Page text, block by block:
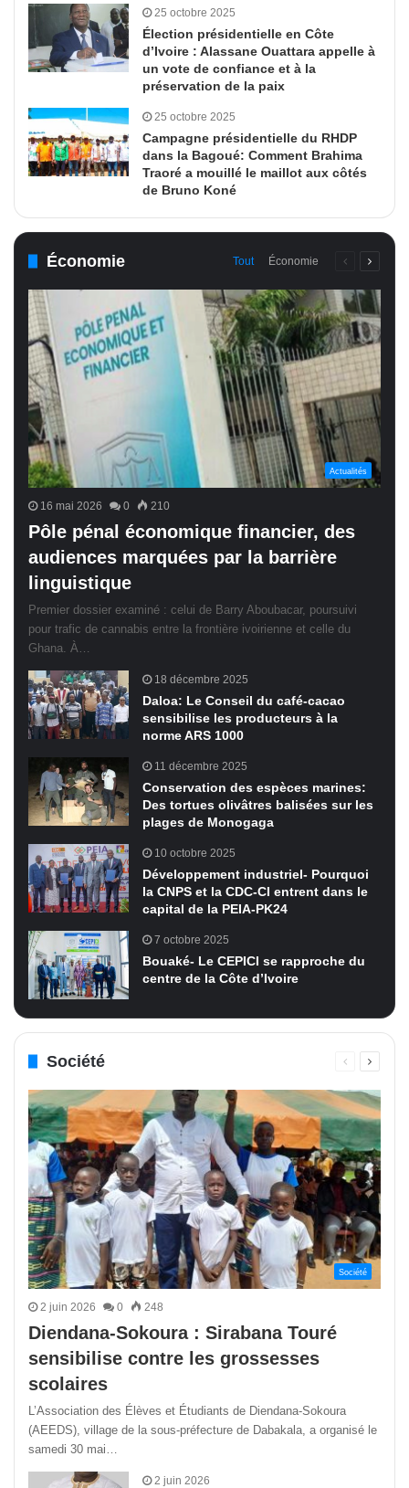
25 octobre 2025
Élection présidentielle en Côte
d’Ivoire : Alassane Ouattara appelle à
un vote de confiance et à la
préservation de la paix
25 octobre 2025
Campagne présidentielle du RHDP
dans la Bagoué: Comment Brahima
Traoré a mouillé le maillot aux côtés
de Bruno Koné
Économie Tout Économie
PagePage
Actualités
16 mai 2026 0 210
Pôle pénal économique financier, des
audiences marquées par la barrière
linguistique
Premier dossier examiné : celui de Barry Aboubacar, poursuivi
pour trafic de cannabis entre la frontière ivoirienne et celle du
Ghana. À…
18 décembre 2025
Daloa: Le Conseil du café-cacao
sensibilise les producteurs à la
norme ARS 1000
11 décembre 2025
Conservation des espèces marines:
Des tortues olivâtres balisées sur les
plages de Monogaga
10 octobre 2025
Développement industriel- Pourquoi
la CNPS et la CDC-CI entrent dans le
capital de la PEIA-PK24
7 octobre 2025
Bouaké- Le CEPICI se rapproche du
centre de la Côte d’Ivoire
Société
PagePage
Société
2 juin 2026 0 248
Diendana-Sokoura : Sirabana Touré
sensibilise contre les grossesses
scolaires
L’Association des Élèves et Étudiants de Diendana-Sokoura
(AEEDS), village de la sous-préfecture de Dabakala, a organisé le
samedi 30 mai…
2 juin 2026